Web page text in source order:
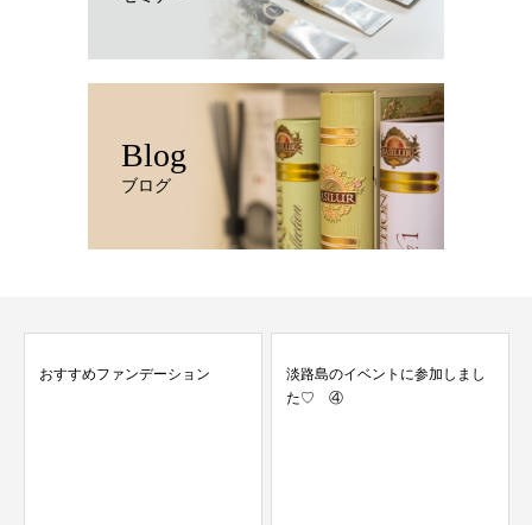
Blog
ブログ
おすすめファンデーション
淡路島のイベントに参加しまし
た♡ ④